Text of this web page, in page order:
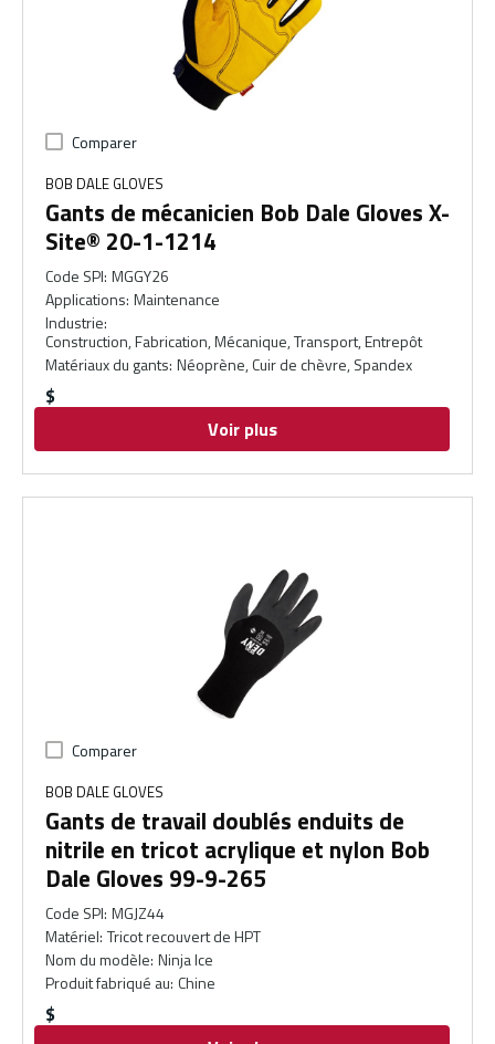
Comparer
BOB DALE GLOVES
Gants de mécanicien Bob Dale Gloves X-
Site® 20-1-1214
Code SPI: MGGY26
Applications: Maintenance
Industrie:
Construction, Fabrication, Mécanique, Transport, Entrepôt
Matériaux du gants: Néoprène, Cuir de chèvre, Spandex
$
Voir plus
Comparer
BOB DALE GLOVES
Gants de travail doublés enduits de
nitrile en tricot acrylique et nylon Bob
Dale Gloves 99-9-265
Code SPI: MGJZ44
Matériel: Tricot recouvert de HPT
Nom du modèle: Ninja Ice
Produit fabriqué au: Chine
$